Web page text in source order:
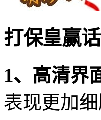
打保皇赢
1、高清界
表现更加细